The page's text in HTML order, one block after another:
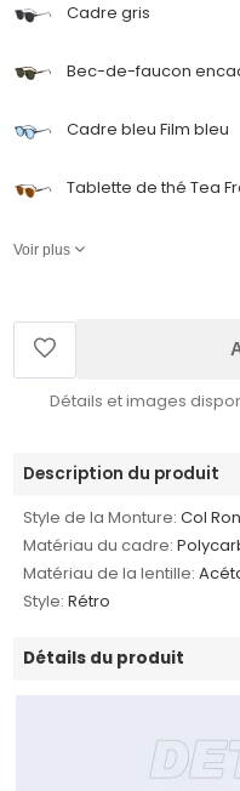
Cadre gris
Bec-de-faucon
Cadre bleu Film bleu
Tablette de thé Tea
Voir plus
Détails et images
Description du produit
Style de la Monture: Col
Matériau du cadre:
Matériau de la lentille:
Style: Rétro
Détails du produit